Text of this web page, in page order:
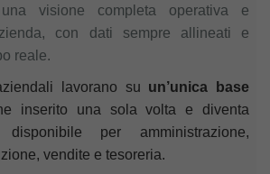
visione completa operativa e
con dati sempre allineati e
reale.
lavorano su un’unica base
inserito una sola volta e diventa
disponibile per amministrazione,
vendite e tesoreria.